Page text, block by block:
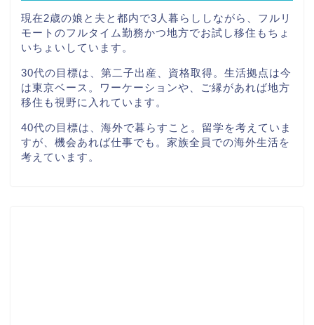
現在2歳の娘と夫と都内で3人暮らししながら、フルリ
モートのフルタイム勤務かつ地方でお試し移住もちょ
いちょいしています。
30代の目標は、第二子出産、資格取得。生活拠点は今
は東京ベース。ワーケーションや、ご縁があれば地方
移住も視野に入れています。
40代の目標は、海外で暮らすこと。留学を考えていま
すが、機会あれば仕事でも。家族全員での海外生活を
考えています。